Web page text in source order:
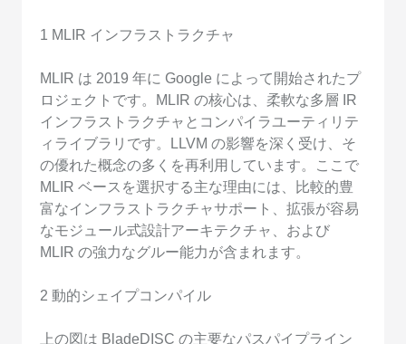
1 MLIR インフラストラクチャ
MLIR は 2019 年に Google によって開始されたプ
ロジェクトです。MLIR の核心は、柔軟な多層 IR
インフラストラクチャとコンパイラユーティリテ
ィライブラリです。LLVM の影響を深く受け、そ
の優れた概念の多くを再利用しています。ここで
MLIR ベースを選択する主な理由には、比較的豊
富なインフラストラクチャサポート、拡張が容易
なモジュール式設計アーキテクチャ、および
MLIR の強力なグルー能力が含まれます。
2 動的シェイプコンパイル
上の図は BladeDISC の主要なパスパイプライン